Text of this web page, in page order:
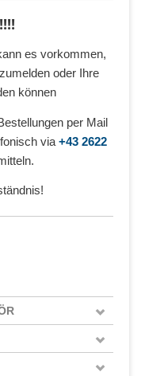
es vorkommen,
oder Ihre
können
per Mail
via +43 2622